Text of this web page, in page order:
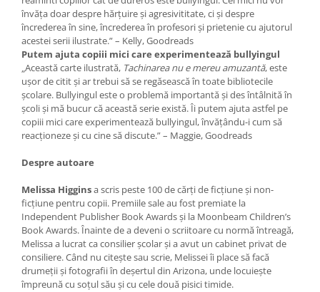
învăța doar despre hărțuire și agresivititate, ci și despre
încrederea în sine, încrederea în profesori și prietenie cu ajutorul
acestei serii ilustrate.” – Kelly, Goodreads
Putem ajuta copiii mici care experimentează bullyingul
„Această carte ilustrată, Tachinarea nu e mereu amuzantă, este
ușor de citit și ar trebui să se regăsească în toate bibliotecile
școlare. Bullyingul este o problemă importantă și des întâlnită în
școli și mă bucur că această serie există. Îi putem ajuta astfel pe
copiii mici care experimentează bullyingul, învățându-i cum să
reacționeze și cu cine să discute.” – Maggie, Goodreads
Despre autoare
Melissa Higginsa scris peste 100 de cărți de ficțiune și non-
ficțiune pentru copii. Premiile sale au fost premiate la
Independent Publisher Book Awards și la Moonbeam Children’s
Book Awards. Înainte de a deveni o scriitoare cu normă întreagă,
Melissa a lucrat ca consilier școlar și a avut un cabinet privat de
consiliere. Când nu citește sau scrie, Melissei îi place să facă
drumeții și fotografii în deșertul din Arizona, unde locuiește
împreună cu soțul său și cu cele două pisici timide.